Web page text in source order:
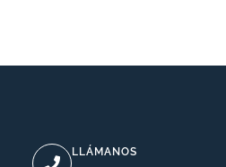
LLÁMANOS